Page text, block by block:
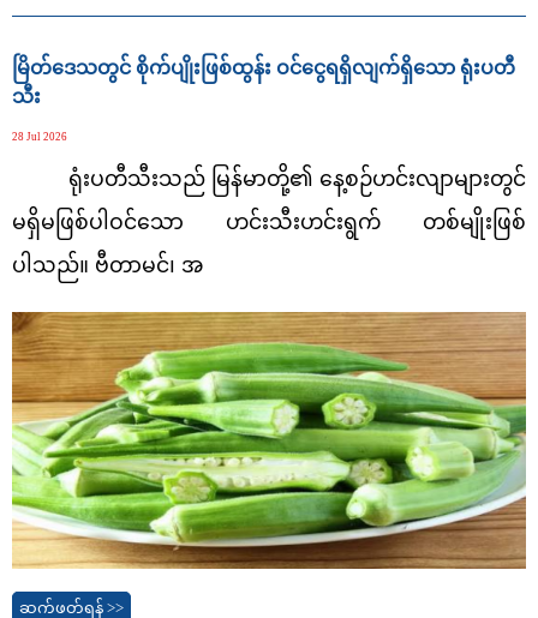
မြိတ်ဒေသတွင် စိုက်ပျိုးဖြစ်ထွန်း ဝင်ငွေရရှိလျက်ရှိသော ရုံးပတီ
သီး
28 Jul 2026
ရုံးပတီသီးသည် မြန်မာတို့၏ နေ့စဉ်ဟင်းလျာများတွင်
မရှိမဖြစ်ပါဝင်သော ဟင်းသီးဟင်းရွက် တစ်မျိုးဖြစ်
ပါသည်။ ဗီတာမင်၊ အ
ဆက်ဖတ်ရန် >>